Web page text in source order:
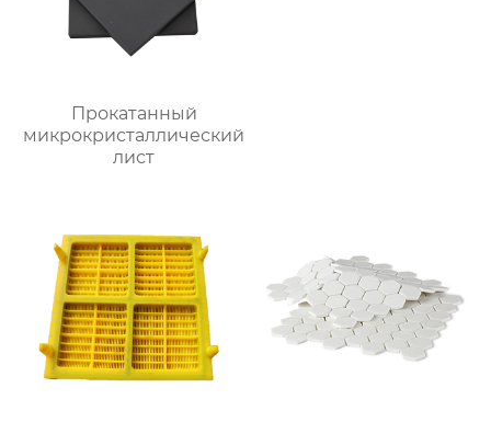
Прокатанный
микрокристаллический
лист